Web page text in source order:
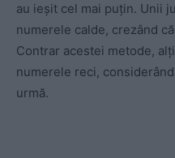
au ieșit cel mai puțin. Unii
numerele calde, crezând
Contrar acestei metode,
numerele reci,
urmă.